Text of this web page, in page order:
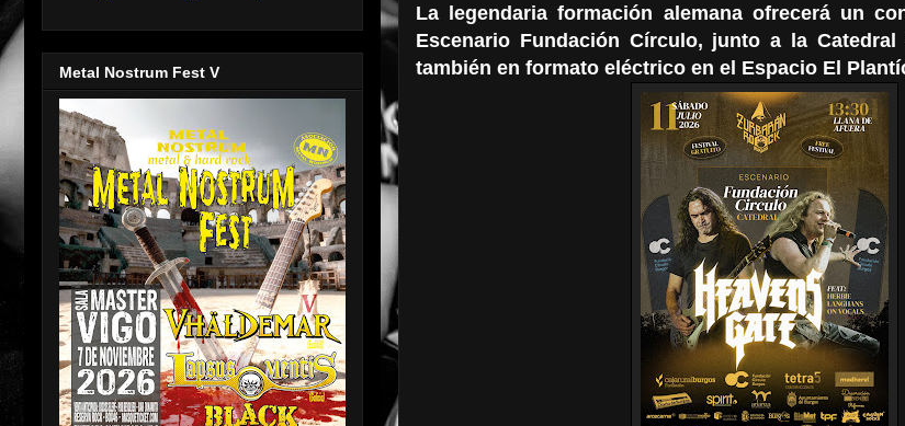
La legendaria formación alemana ofrecerá un
Escenario Fundación Círculo, junto a la
también en formato eléctrico en el Espacio El
Metal Nostrum Fest V